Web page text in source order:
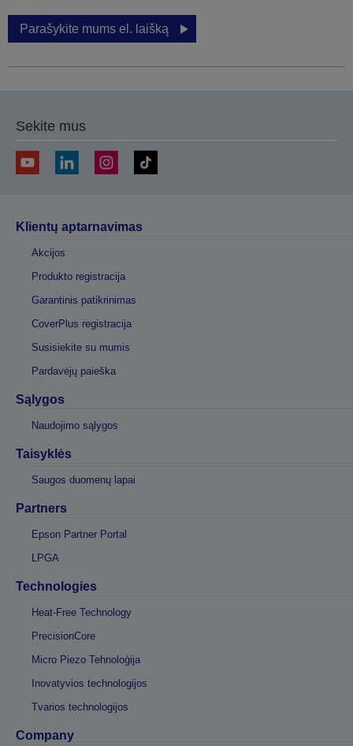
Parašykite mums el. laišką
Sekite mus
Klientų aptarnavimas
Akcijos
Produkto registracija
Garantinis patikrinimas
CoverPlus registracija
Susisiekite su mumis
Pardavėjų paieška
Sąlygos
Naudojimo sąlygos
Taisyklės
Saugos duomenų lapai
Partners
Epson Partner Portal
LPGA
Technologies
Heat-Free Technology
PrecisionCore
Micro Piezo Tehnoloģija
Inovatyvios technologijos
Tvarios technologijos
Company